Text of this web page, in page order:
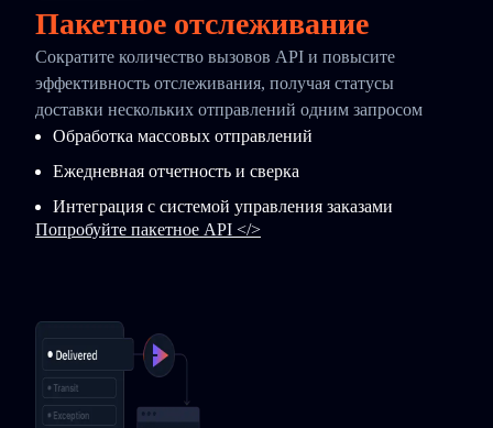
Пакетное отслеживание
Сократите количество вызовов API и повысите
эффективность отслеживания, получая статусы
доставки нескольких отправлений одним запросом
Обработка массовых отправлений
Ежедневная отчетность и сверка
Интеграция с системой управления заказами
Попробуйте пакетное API </>